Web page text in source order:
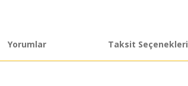
Yorumlar Taksit Seçenekleri